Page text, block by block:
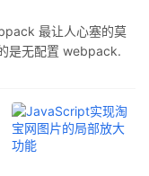
最让人心塞的莫
是无配置 webpack.